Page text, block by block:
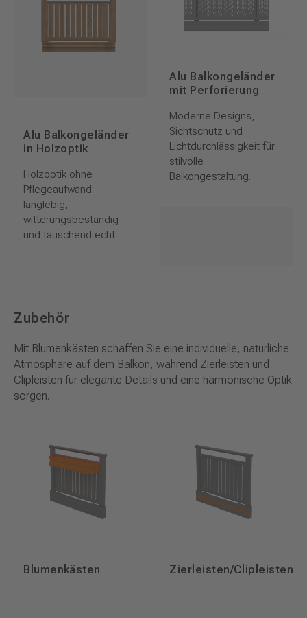
Alu Balkongeländer
in Holzoptik
Holzoptik ohne
Pflegeaufwand:
langlebig,
witterungsbeständig
und täuschend echt.
Alu Balkongeländer
mit Perforierung
Moderne Designs,
Sichtschutz und
Lichtdurchlässigkeit für
stilvolle
Balkongestaltung.
Zubehör
Mit Blumenkästen schaffen Sie eine individuelle, natürliche
Atmosphäre auf dem Balkon, während Zierleisten und
Clipleisten für elegante Details und eine harmonische Optik
sorgen.
Blumenkästen Zierleisten/Clipleisten